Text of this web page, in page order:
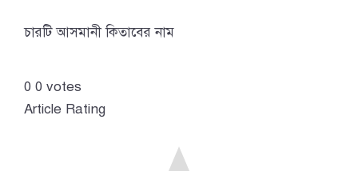
চারটি আসমানী কিতাবের নাম
0 0 votes
Article Rating